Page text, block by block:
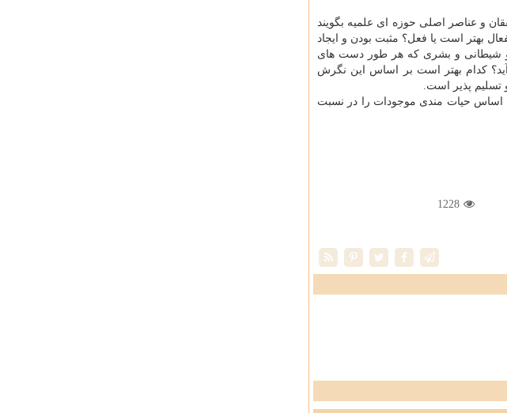
و عناصر اصلی حوزه ای علمیه بگویند
بهتر است یا فعل؟ مثبت بودن و ایجاد
و شیطانی و بشری که هر طور دست های
کدام بهتر است بر اساس این نگرش
تسلیم پذیر است.
اساس حیات مندی موجودات را در نسبت
1228